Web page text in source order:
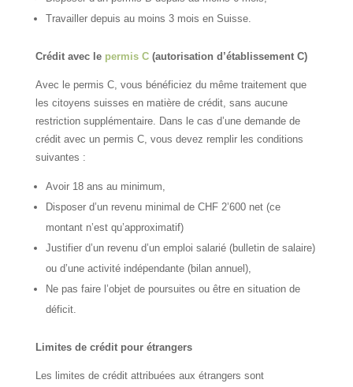
Travailler depuis au moins 3 mois en Suisse.
Crédit avec lepermis C(autorisation d’établissement C)
Avec le permis C, vous bénéficiez du même traitement que
les citoyens suisses en matière de crédit, sans aucune
restriction supplémentaire. Dans le cas d’une demande de
crédit avec un permis C, vous devez remplir les conditions
suivantes :
Avoir 18 ans au minimum,
Disposer d’un revenu minimal de CHF 2’600 net (ce
montant n’est qu’approximatif)
Justifier d’un revenu d’un emploi salarié (bulletin de salaire)
ou d’une activité indépendante (bilan annuel),
Ne pas faire l’objet de poursuites ou être en situation de
déficit.
Limites de crédit pour étrangers
Les limites de crédit attribuées aux étrangers sont